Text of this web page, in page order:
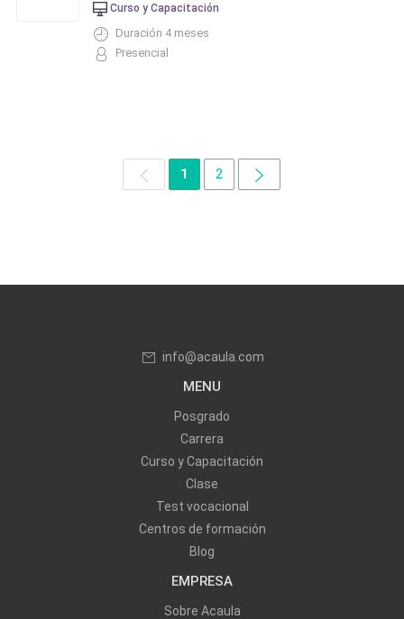
Curso y Capacitación
Duración 4 meses
Presencial
1 2
info@acaula.com
MENU
Posgrado
Carrera
Curso y Capacitación
Clase
Test vocacional
Centros de formación
Blog
EMPRESA
Sobre Acaula